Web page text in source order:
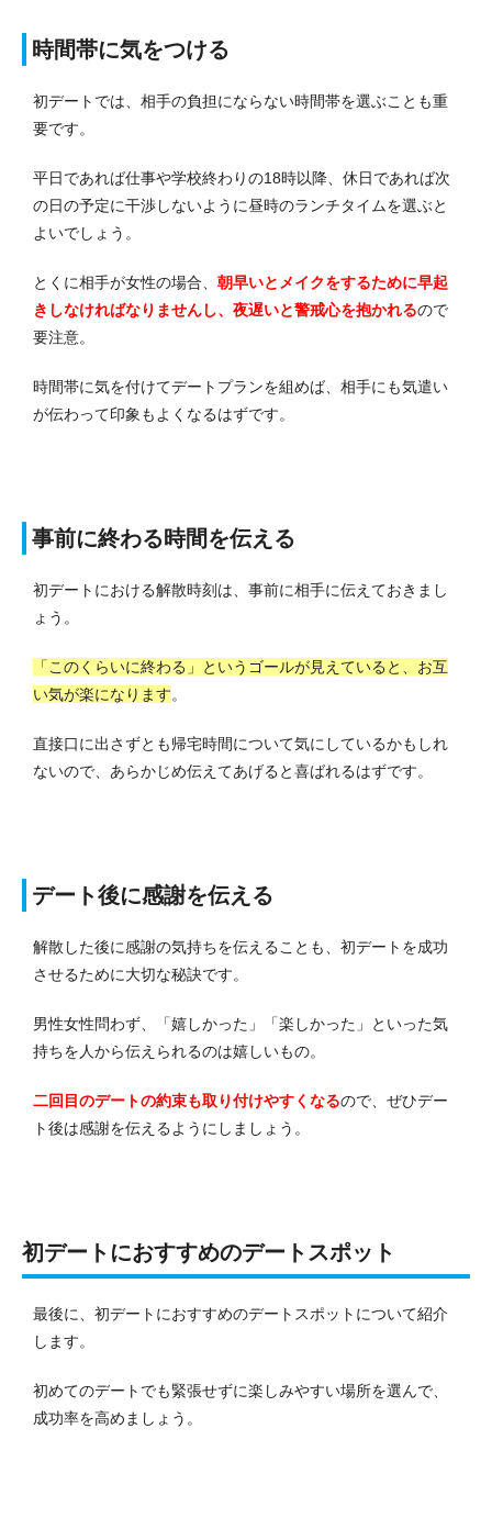
時間帯に気をつける
初デートでは、相手の負担にならない時間帯を選ぶことも重
要です。
平日であれば仕事や学校終わりの18時以降、休日であれば次
の日の予定に干渉しないように昼時のランチタイムを選ぶと
よいでしょう。
とくに相手が女性の場合、 朝早いとメイクをするために早起
きしなければなりませんし、夜遅いと警戒心を抱かれるので
要注意。
時間帯に気を付けてデートプランを組めば、相手にも気遣い
が伝わって印象もよくなるはずです。
事前に終わる時間を伝える
初デートにおける解散時刻は、事前に相手に伝えておきまし
ょう。
「このくらいに終わる」というゴールが見えていると、お互
い気が楽になります。
直接口に出さずとも帰宅時間について気にしているかもしれ
ないので、あらかじめ伝えてあげると喜ばれるはずです。
デート後に感謝を伝える
解散した後に感謝の気持ちを伝えることも、初デートを成功
させるために大切な秘訣です。
男性女性問わず、「嬉しかった」「楽しかった」といった気
持ちを人から伝えられるのは嬉しいもの。
二回目のデートの約束も取り付けやすくなるので、ぜひデー
ト後は感謝を伝えるようにしましょう。
初デートにおすすめのデートスポット
最後に、初デートにおすすめのデートスポットについて紹介
します。
初めてのデートでも緊張せずに楽しみやすい場所を選んで、
成功率を高めましょう。